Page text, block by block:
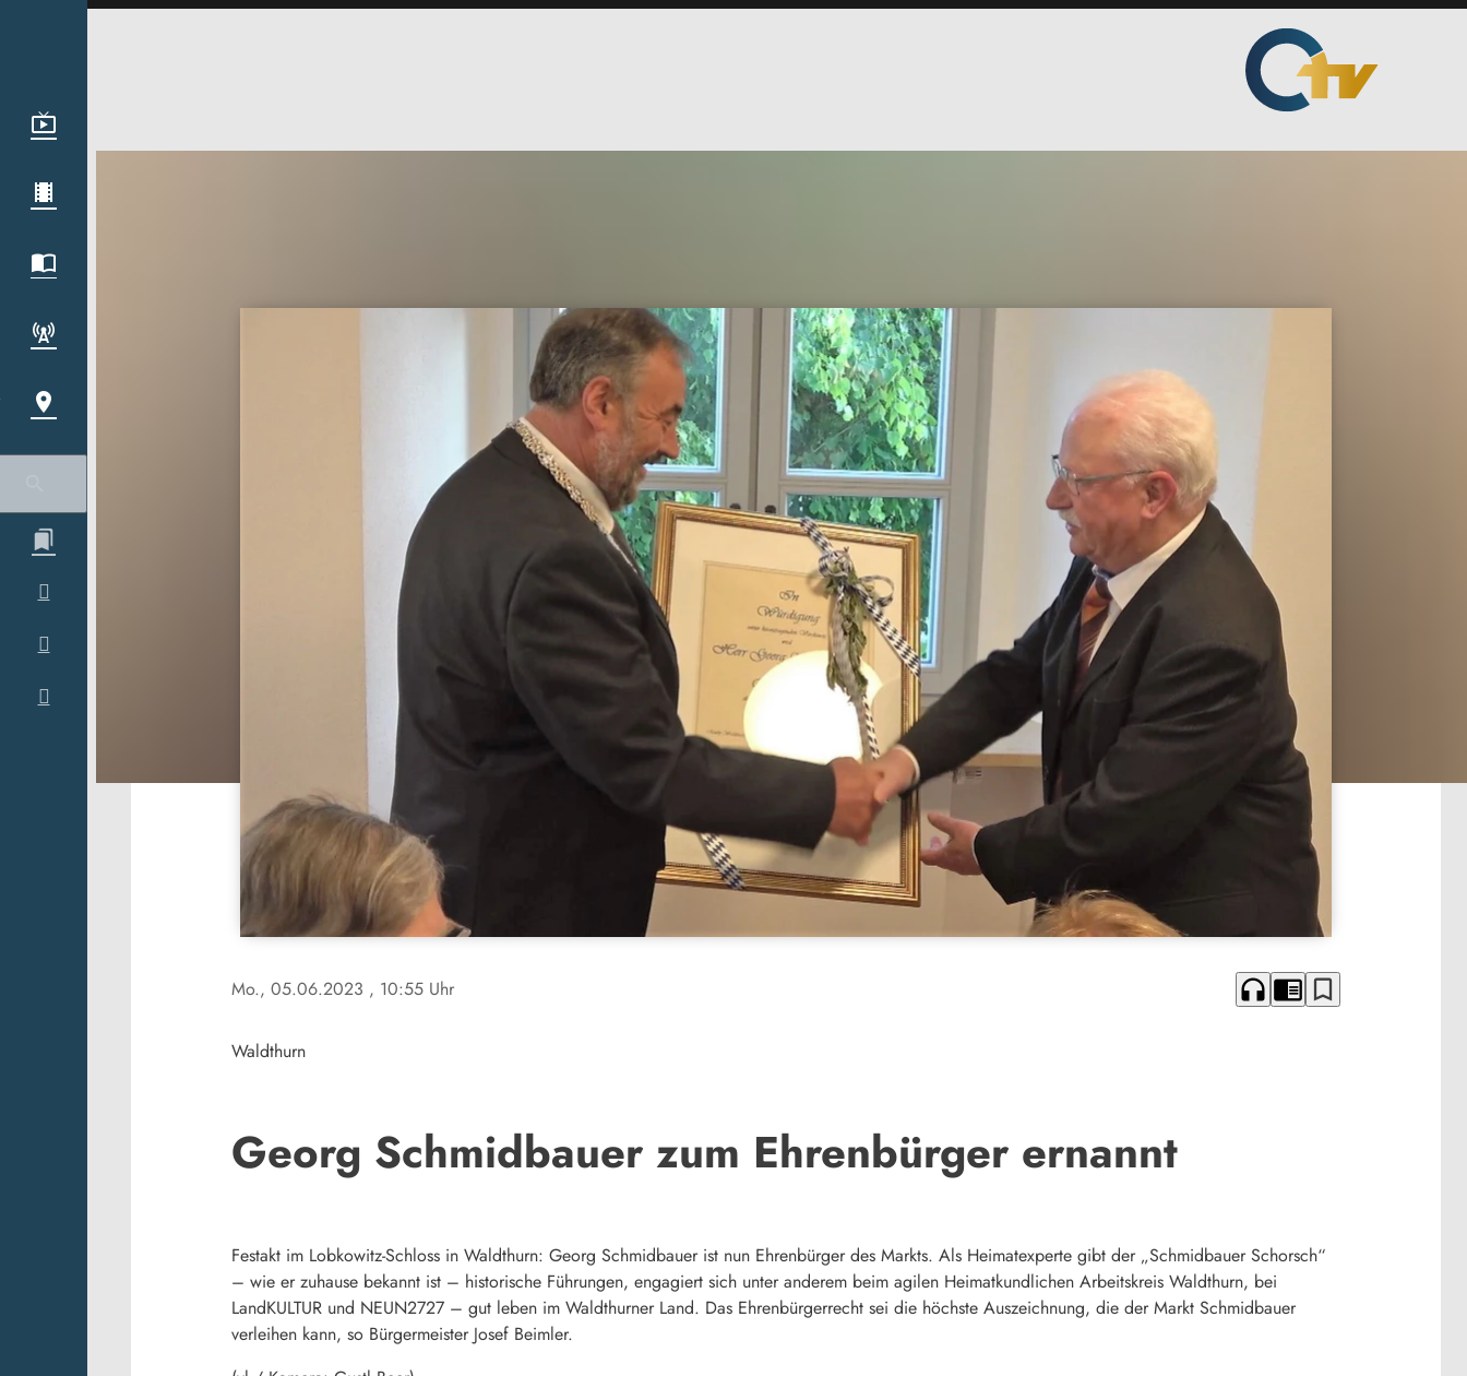
Mo., 05.06.2023 , 10:55 Uhr headphones chrome_reader_mode bookmark_border
Waldthurn
Georg Schmidbauer zum Ehrenbürger ernannt
Festakt im Lobkowitz-Schloss in Waldthurn: Georg Schmidbauer ist nun Ehrenbürger des Markts. Als Heimatexperte gibt der „Schmidbauer Schorsch“
– wie er zuhause bekannt ist – historische Führungen, engagiert sich unter anderem beim agilen Heimatkundlichen Arbeitskreis Waldthurn, bei
LandKULTUR und NEUN2727 – gut leben im Waldthurner Land. Das Ehrenbürgerrecht sei die höchste Auszeichnung, die der Markt Schmidbauer
verleihen kann, so Bürgermeister Josef Beimler.